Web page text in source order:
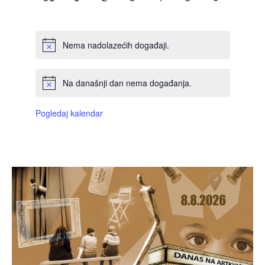
Nema nadolazećih događaji.
Na današnji dan nema događanja.
Pogledaj kalendar